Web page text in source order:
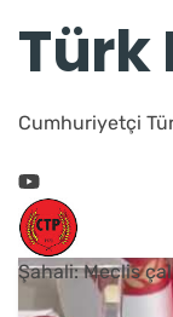
Türk
Cumhuriyetçi
Şahali: Meclis